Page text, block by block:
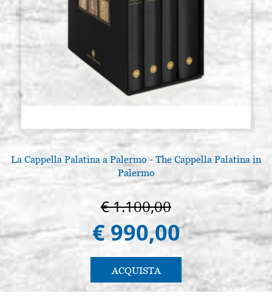
La Cappella Palatina a Palermo - The Cappella Palatina in
Palermo
€ 1.100,00
€ 990,00
ACQUISTA